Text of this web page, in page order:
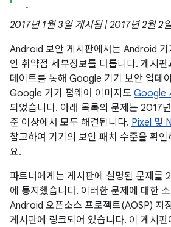
2017년 1월 3일 게시됨 | 2017년 2월 2
Android 보안 게시판에서는 Android 기
안 취약점 세부정보를 다룹니다. 게시
데이트를 통해 Google 기기 보안 업데
Google 기기 펌웨어 이미지도 Google
되었습니다. 아래 목록의 문제는 2017
준 이상에서 모두 해결됩니다. Pixel 및
참고하여 기기의 보안 패치 수준을 확인
요.
파트너에게는 게시판에 설명된 문제를
에 통지했습니다. 이러한 문제에 대한
Android 오픈소스 프로젝트(AOSP) 저
게시판에 링크되어 있습니다. 이 게시판